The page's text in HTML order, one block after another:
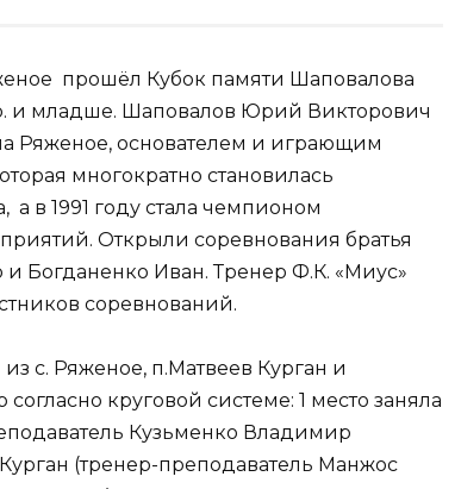
прошёл Кубок памяти Шаповалова
и младше. Шаповалов Юрий Викторович
Ряженое, основателем и играющим
многократно становилась
в 1991 году стала чемпионом
Открыли соревнования братья
Богданенко Иван. Тренер Ф.К. «Миус»
соревнований.
с. Ряженое, п.Матвеев Курган и
круговой системе: 1 место заняла
Кузьменко Владимир
(тренер-преподаватель Манжос